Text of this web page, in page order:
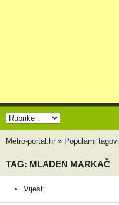
Metro-portal.hr » Popularni tagovi
TAG: MLADEN MARKAČ
Vijesti